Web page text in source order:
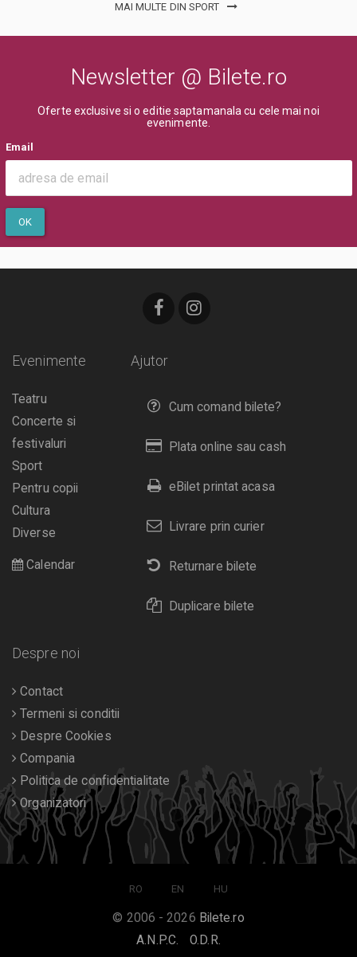
MAI MULTE DIN SPORT
Newsletter @ Bilete.ro
Oferte exclusive si o editie saptamanala cu cele mai noi
evenimente.
Email
OK
Ajutor
Cum comand bilete?
Plata online sau cash
eBilet printat acasa
Livrare prin curier
Returnare bilete
Duplicare bilete
Evenimente
Teatru
Concerte si
festivaluri
Sport
Pentru copii
Cultura
Diverse
Calendar
Despre noi
Contact
Termeni si conditii
Despre Cookies
Compania
Politica de confidentialitate
Organizatori
RO EN HU
© 2006 - 2026 Bilete.ro
A.N.P.C.
O.D.R.